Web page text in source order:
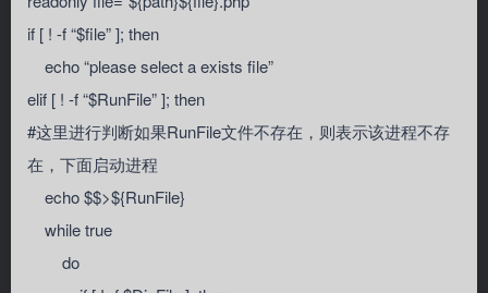
if [ ! -f “$file” ]; then
echo “please select a exists file”
elif [ ! -f “$RunFile” ]; then
#这里进行判断如果RunFile文件不存在，则表示该进程不存
在，下面启动进程
echo $$>${RunFile}
while true
do